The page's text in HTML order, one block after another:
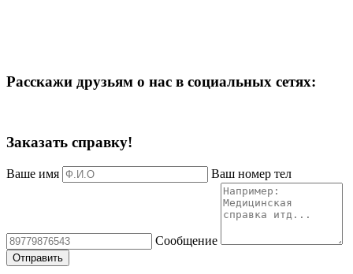
Расскажи друзьям о нас в социальных сетях:
Заказать справку!
Ваше имя Ваш номер тел
Сообщение